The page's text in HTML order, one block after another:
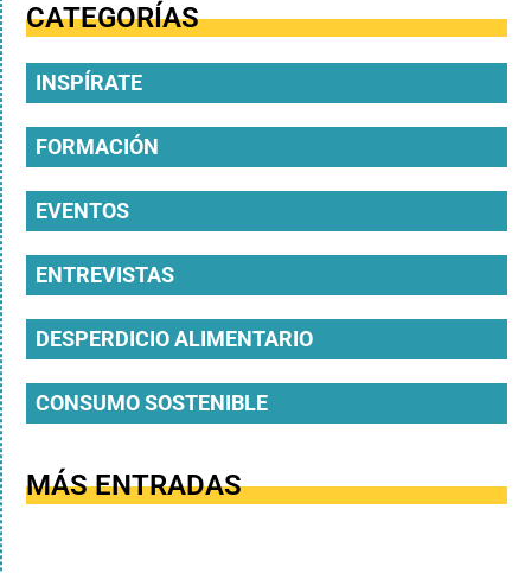
CATEGORÍAS
INSPÍRATE
FORMACIÓN
EVENTOS
ENTREVISTAS
DESPERDICIO ALIMENTARIO
CONSUMO SOSTENIBLE
MÁS ENTRADAS